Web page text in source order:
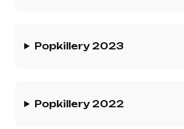
Popkillery 2023
Popkillery 2022